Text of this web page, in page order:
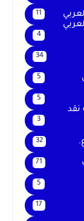
11
4
34
5
5
نقد
3
32
71
5
17